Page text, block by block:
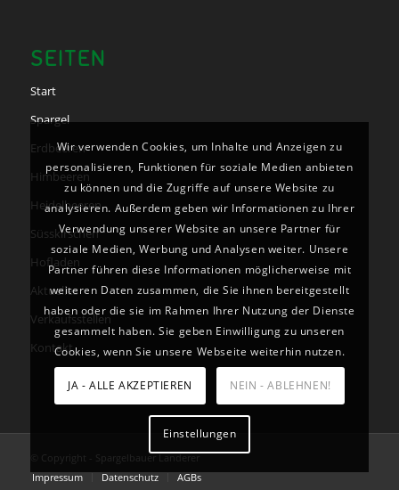
SEITEN
Start
Spargel
Erdbeeren
Himbeeren
Heidelbeeren
Süsskirschen
Hofladen
Aktuelles
Verkaufsstellen
Kontakt
© Copyright - Spargelbauer Landerer
Impressum
Datenschutz AGBs
Wir verwenden Cookies, um Inhalte und Anzeigen zu
personalisieren, Funktionen für soziale Medien anbieten
zu können und die Zugriffe auf unsere Website zu
analysieren. Außerdem geben wir Informationen zu Ihrer
Verwendung unserer Website an unsere Partner für
soziale Medien, Werbung und Analysen weiter. Unsere
Partner führen diese Informationen möglicherweise mit
weiteren Daten zusammen, die Sie ihnen bereitgestellt
haben oder die sie im Rahmen Ihrer Nutzung der Dienste
gesammelt haben. Sie geben Einwilligung zu unseren
Cookies, wenn Sie unsere Webseite weiterhin nutzen.
JA - ALLE AKZEPTIEREN NEIN - ABLEHNEN!
Einstellungen